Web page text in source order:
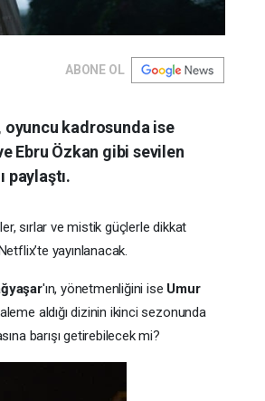
ABONE OL
oyuncu kadrosunda ise
Ebru Özkan gibi sevilen
paylaştı.
sırlar ve mistik güçlerle dikkat
yayınlanacak.
'ın, yönetmenliğini ise Umur
aldığı dizinin ikinci sezonunda
barışı getirebilecek mi?